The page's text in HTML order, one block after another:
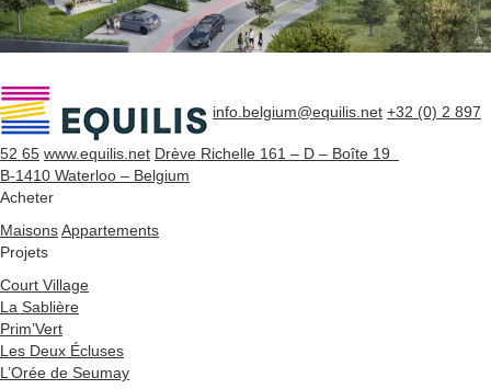
info.belgium@equilis.net +32 (0) 2 897
52 65 www.equilis.net Drève Richelle 161 – D – Boîte 19
B-1410 Waterloo – Belgium
Acheter
MaisonsAppartements
Projets
Court Village
La Sablière
Prim’Vert
Les Deux Écluses
L’Orée de Seumay